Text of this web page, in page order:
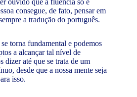
ouvido que a fluência só é
consegue, de fato, pensar em
a tradução do português.
torna fundamental e podemos
a alcançar tal nível de
dizer até que se trata de um
desde que a nossa mente seja
isso.